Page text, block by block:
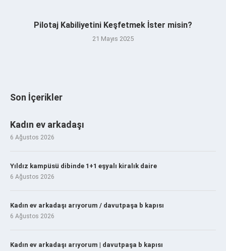
Pilotaj Kabiliyetini Keşfetmek İster misin?
21 Mayıs 2025
Son İçerikler
Kadın ev arkadaşı
6 Ağustos 2026
Yıldız kampüsü dibinde 1+1 eşyalı kiralık daire
6 Ağustos 2026
Kadın ev arkadaşı arıyorum / davutpaşa b kapısı
6 Ağustos 2026
Kadın ev arkadaşı arıyorum | davutpaşa b kapısı